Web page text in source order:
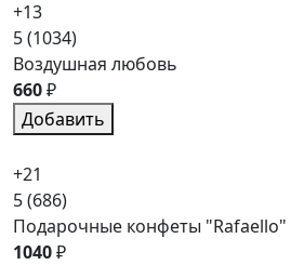
+13
5(1034)
Воздушная любовь
660₽
Добавить
+21
5(686)
Подарочные конфеты "Rafaello"
1040₽